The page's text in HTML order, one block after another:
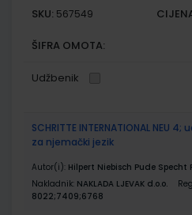
SKU: 567549
ŠIFRA OMOTA:
Udžbenik
SCHRITTE INTERNATIONAL NEU
za njemački jezik
Autor(i): Hilpert Niebisch Pude
Nakladnik: NAKLADA LJEVAK d.o.o.
8022;7409;6768